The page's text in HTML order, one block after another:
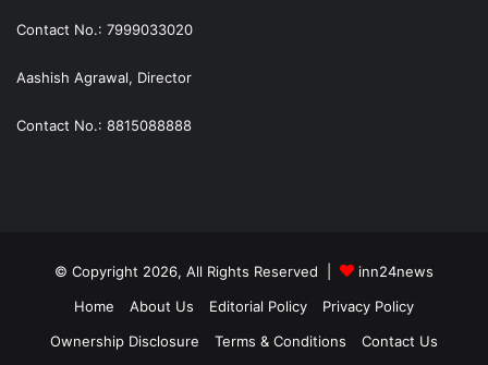
Contact No.: 7999033020
Aashish Agrawal, Director
Contact No.: 8815088888
© Copyright 2026, All Rights Reserved |
inn24news
Home
About Us Editorial Policy
Privacy Policy
Ownership Disclosure
Terms & Conditions Contact Us